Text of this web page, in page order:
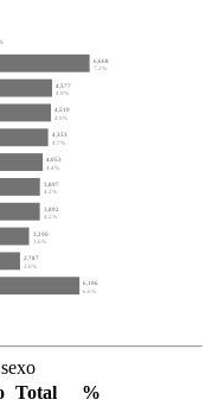
6,668
7.2%
4,577
4.9%
4,510
4.9%
4,353
4.7%
4,053
4.4%
3,897
4.2%
3,892
4.2%
3,290
3.6%
2,787
3.0%
6,106
6.6%
Total
%